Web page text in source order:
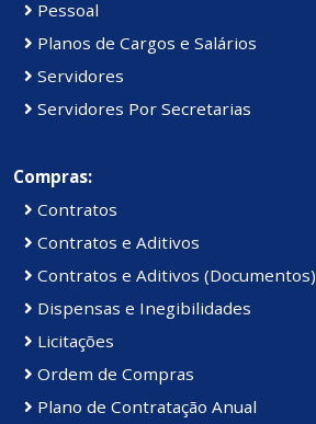
Pessoal
Planos de Cargos e Salários
Servidores
Servidores Por Secretarias
Compras:
Contratos
Contratos e Aditivos
Contratos e Aditivos (Documentos)
Dispensas e Inegibilidades
Licitações
Ordem de Compras
Plano de Contratação Anual